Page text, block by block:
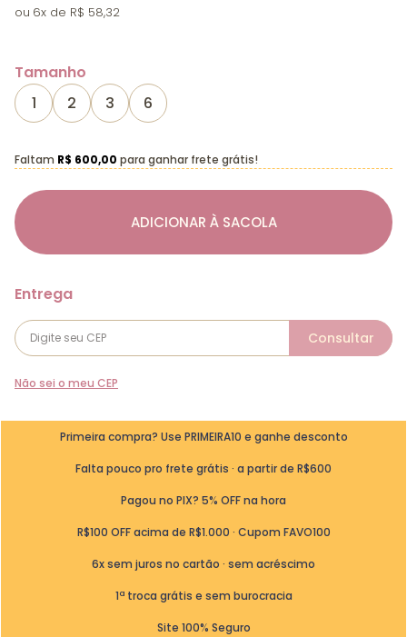
6x R$ 58,32
Tamanho
1
2 3 6
ADICIONAR À SACOLA
Faltam R$ 600,00 para ganhar frete grátis!
Não sei o meu CEP
Primeira compra? Use PRIMEIRA10 e ganhe desconto
Falta pouco pro frete grátis · a partir de R$600
Pagou no PIX? 5% OFF na hora
R$100 OFF acima de R$1.000 · Cupom FAVO100
6x sem juros no cartão · sem acréscimo
1ª troca grátis e sem burocracia
Site 100% Seguro